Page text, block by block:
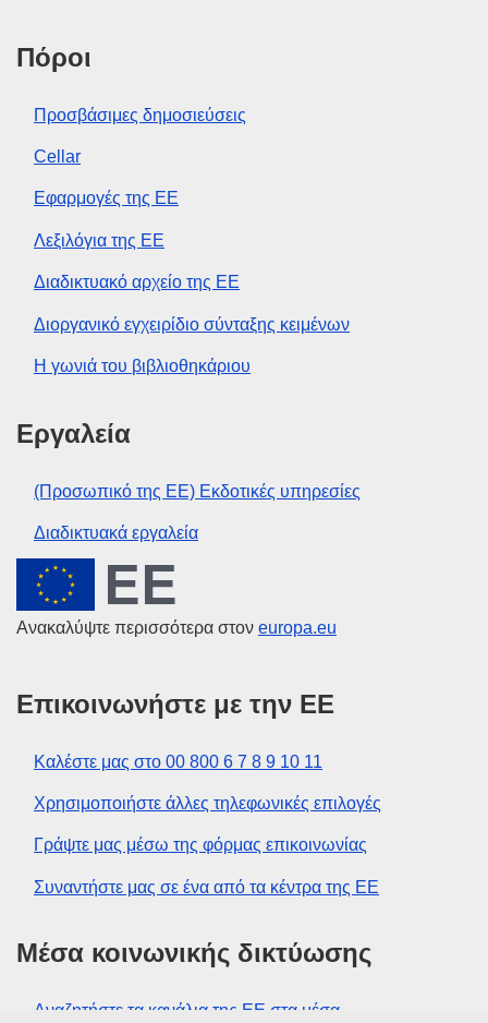
Πόροι
Προσβάσιμες δημοσιεύσεις
Cellar
Εφαρμογές της ΕΕ
Λεξιλόγια της ΕΕ
Διαδικτυακό αρχείο της ΕΕ
Διοργανικό εγχειρίδιο σύνταξης κειμένων
Η γωνιά του βιβλιοθηκάριου
Εργαλεία
(Προσωπικό της ΕΕ) Εκδοτικές υπηρεσίες
Διαδικτυακά εργαλεία
Ευρωπαϊκή Ένωση
Ανακαλύψτε περισσότερα στον europa.eu
Επικοινωνήστε με την ΕΕ
Καλέστε μας στο 00 800 6 7 8 9 10 11
Χρησιμοποιήστε άλλες τηλεφωνικές επιλογές
Γράψτε μας μέσω της φόρμας επικοινωνίας
Συναντήστε μας σε ένα από τα κέντρα της ΕΕ
Μέσα κοινωνικής δικτύωσης
Αναζητήστε τα κανάλια της ΕΕ στα μέσα